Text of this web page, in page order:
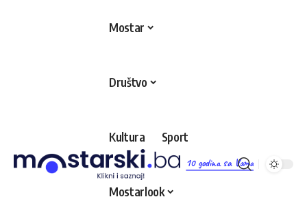
10 godina sa Vama
Mostar
Društvo
Kultura Sport
Mostarlook